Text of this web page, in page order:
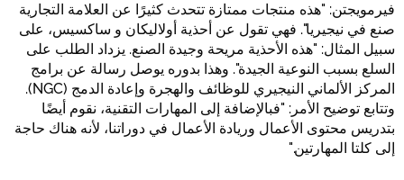
فيرمويجتن: "هذه منتجات ممتازة تتحدث كثيرًا عن العلامة التجارية
صنع في نيجيريا". فهي تقول عن أحذية أولاليكان و ساكسيس، على
سبيل المثال: "هذه الأحذية مريحة وجيدة الصنع. يزداد الطلب على
السلع بسبب النوعية الجيدة". وهذا بدوره يوصل رسالة عن برامج
المركز الألماني النيجيري للوظائف والهجرة وإعادة الدمج (NGC).
وتتابع توضيح الأمر: "فبالإضافة إلى المهارات التقنية، نقوم أيضًا
بتدريس محتوى الأعمال وريادة الأعمال في دوراتنا، لأنه هناك حاجة
إلى كلتا المهارتين."